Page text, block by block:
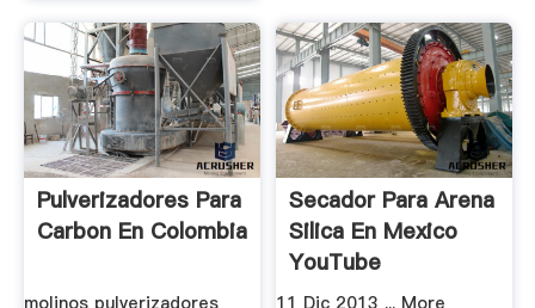
Pulverizadores Para
Carbon En Colombia
Secador Para Arena
Silica En Mexico
YouTube